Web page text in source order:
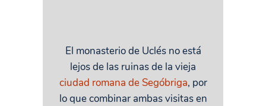
El monasterio de Uclés no está
lejos de las ruinas de la vieja
ciudad romana de Segóbriga, por
lo que combinar ambas visitas en